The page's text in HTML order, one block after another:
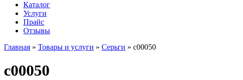
Каталог
Услуги
Прайс
Отзывы
Главная » Товары и услуги » Серьги » с00050
с00050